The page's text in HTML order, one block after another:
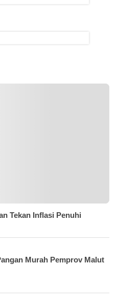
Tekan Inflasi Penuhi
Murah Pemprov Malut